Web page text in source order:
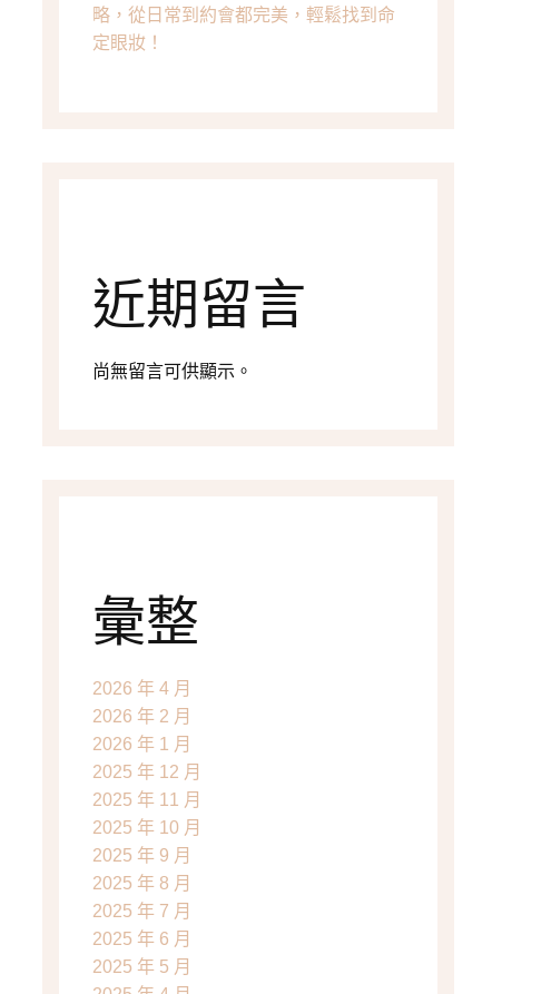
略，從日常到約會都完美，輕鬆找到命
定眼妝！
近期留言
尚無留言可供顯示。
彙整
2026 年 4 月
2026 年 2 月
2026 年 1 月
2025 年 12 月
2025 年 11 月
2025 年 10 月
2025 年 9 月
2025 年 8 月
2025 年 7 月
2025 年 6 月
2025 年 5 月